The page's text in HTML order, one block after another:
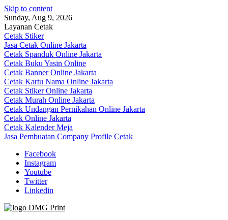
Skip to content
Sunday, Aug 9, 2026
Layanan Cetak
Cetak Stiker
Jasa Cetak Online Jakarta
Cetak Spanduk Online Jakarta
Cetak Buku Yasin Online
Cetak Banner Online Jakarta
Cetak Kartu Nama Online Jakarta
Cetak Stiker Online Jakarta
Cetak Murah Online Jakarta
Cetak Undangan Pernikahan Online Jakarta
Cetak Online Jakarta
Cetak Kalender Meja
Jasa Pembuatan Company Profile Cetak
Facebook
Instagram
Youtube
Twitter
Linkedin